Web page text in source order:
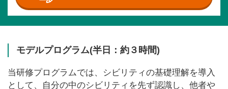
モデルプログラム(半日：約３時間)
当研修プログラムでは、シビリティの基礎理解を導入
として、自分の中のシビリティを先ず認識し、他者や